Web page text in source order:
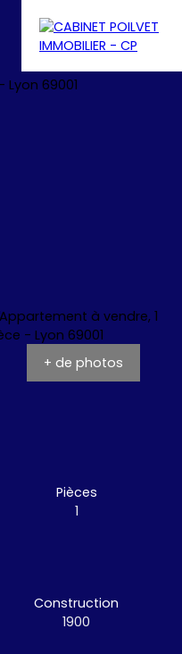
+ de photos
Pièces
1
Construction
1900